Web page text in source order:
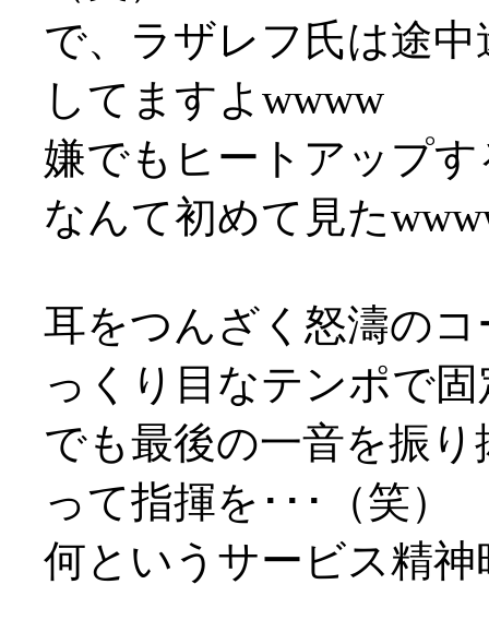
で、ラザレフ氏は途
してますよwwww
嫌でもヒートアップ
なんて初めて見た
耳をつんざく怒濤の
っくり目なテンポで
でも最後の一音を振
って指揮を･･･（笑）
何というサービス精